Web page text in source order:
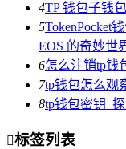
4TP 钱包子钱
5TokenPocket
EOS 的奇妙世
6怎么注销tp钱
7tp钱包怎么观
8tp钱包密钥_
标签列表